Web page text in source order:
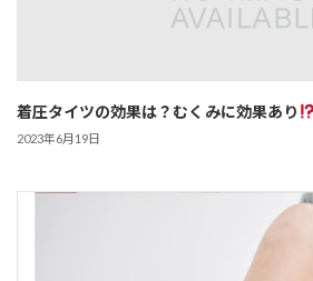
着圧タイツの効果は？むくみに効果あり
2023年6月19日